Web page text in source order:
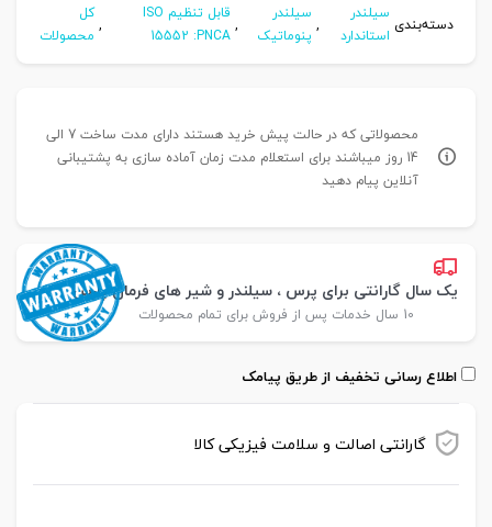
دسته‌بندی سیلندر
استاندارد
, سیلندر
پنوماتیک
,
قابل تنظیم ISO
15552 :PNCA
,کل
محصولات
محصولاتی که در حالت پیش خرید هستند دارای مدت ساخت 7 الی
14 روز میباشند برای استعلام مدت زمان آماده سازی به پشتیبانی
آنلاین پیام دهید
یک سال گارانتی برای پرس ، سیلندر و شیر های فرمان پارس
10 سال خدمات پس از فروش برای تمام محصولات
اطلاع رسانی تخفیف از طریق پیامک
گارانتی اصالت و سلامت فیزیکی کالا